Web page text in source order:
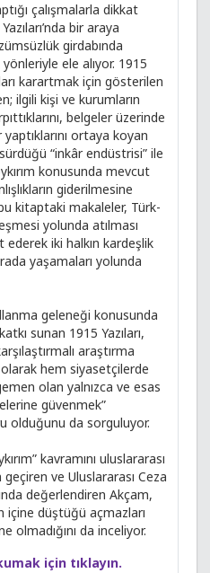
çalışmalarla dikkat
bir araya
girdabında
ele alıyor. 1915
karartmak için gösterilen
ilgili kişi ve kurumların
belgeler üzerinde
ortaya koyan
“inkâr endüstrisi” ile
konusunda mevcut
giderilmesine
kitaptaki makaleler, Türk-
yolunda atılması
iki halkın kardeşlik
yaşamaları yolunda
geleneği konusunda
sunan 1915 Yazıları,
araştırma
hem siyasetçilerde
olan yalnızca ve esas
güvenmek”
olduğunu da sorguluyor.
kavramını uluslararası
ve Uluslararası Ceza
değerlendiren Akçam,
içine düştüğü açmazları
olmadığını da inceliyor.
için tıklayın.